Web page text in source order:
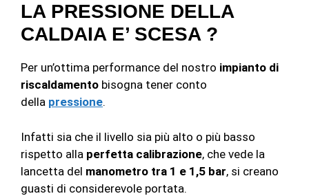
LA PRESSIONE DELLA
CALDAIA E’ SCESA ?
Per un’ottima performance del nostro impianto di
riscaldamento bisogna tener conto
della pressione.
Infatti sia che il livello sia più alto o più basso
rispetto alla perfetta calibrazione, che vede la
lancetta del manometro tra 1 e 1,5 bar, si creano
guasti di considerevole portata.